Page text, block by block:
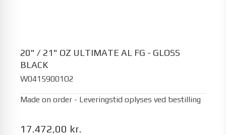
20" / 21" OZ ULTIMATE AL FG - GLOSS
BLACK
W04159001O2
Made on order - Leveringstid oplyses ved bestilling
17.472,00 kr.